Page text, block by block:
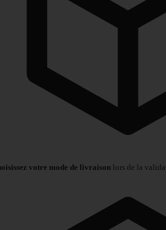
votre mode de livraison lors de la